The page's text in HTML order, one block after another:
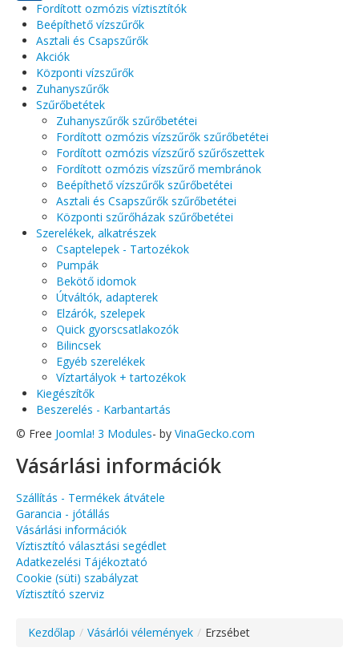
Fordított ozmózis víztisztítók
Beépíthető vízszűrők
Asztali és Csapszűrők
Akciók
Központi vízszűrők
Zuhanyszűrők
Szűrőbetétek
Zuhanyszűrők szűrőbetétei
Fordított ozmózis vízszűrők szűrőbetétei
Fordított ozmózis vízszűrő szűrőszettek
Fordított ozmózis vízszűrő membránok
Beépíthető vízszűrők szűrőbetétei
Asztali és Csapszűrők szűrőbetétei
Központi szűrőházak szűrőbetétei
Szerelékek, alkatrészek
Csaptelepek - Tartozékok
Pumpák
Bekötő idomok
Útváltók, adapterek
Elzárók, szelepek
Quick gyorscsatlakozók
Bilincsek
Egyéb szerelékek
Víztartályok + tartozékok
Kiegészítők
Beszerelés - Karbantartás
© Free Joomla! 3 Modules- by VinaGecko.com
Vásárlási információk
Szállítás - Termékek átvátele
Garancia - jótállás
Vásárlási információk
Víztisztító választási segédlet
Adatkezelési Tájékoztató
Cookie (süti) szabályzat
Víztisztító szerviz
Kezdőlap / Vásárlói vélemények / Erzsébet